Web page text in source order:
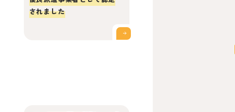
されました